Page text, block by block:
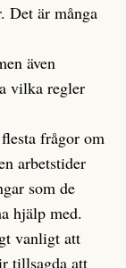
Det är många
även
vilka regler
frågor om
arbetstider
som de
hjälp med.
vanligt att
tillsagda att